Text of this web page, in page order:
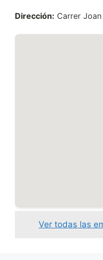
Dirección: Carrer
Ver todas las